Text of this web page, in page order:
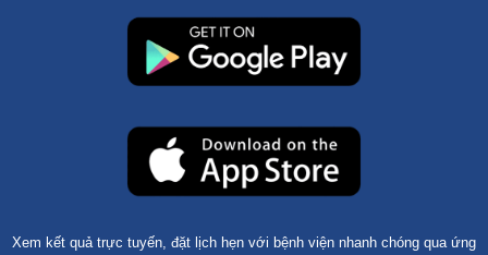
Xem kết quả trực tuyến, đặt lịch hẹn với bệnh viện nhanh chóng qua ứng